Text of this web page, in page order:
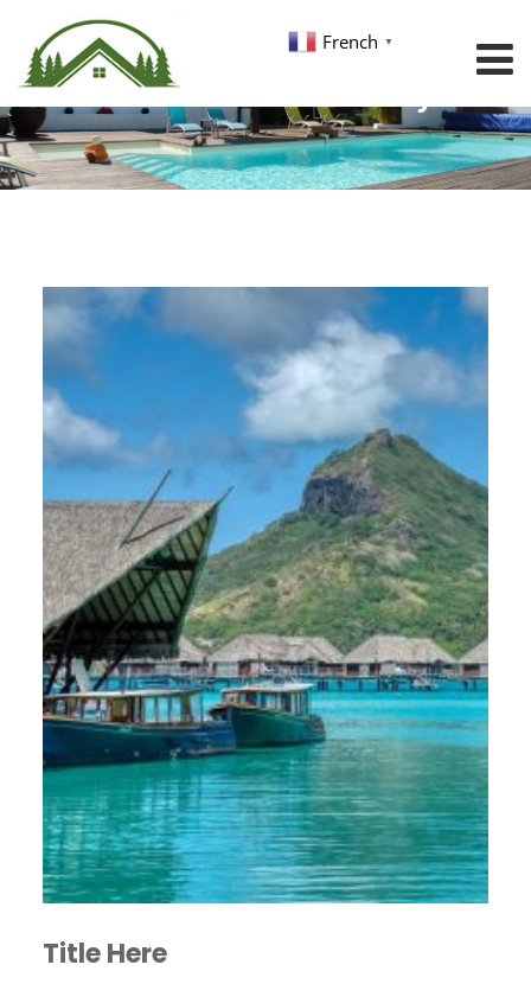
French ▼
Archives :
Title Here